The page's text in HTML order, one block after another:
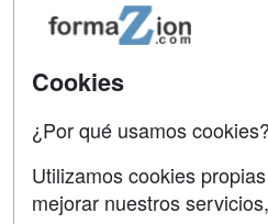
Contactar
Copyleft
Cookies
¿Por qué usamos cookies?
Utilizamos cookies
mejorar nuestros